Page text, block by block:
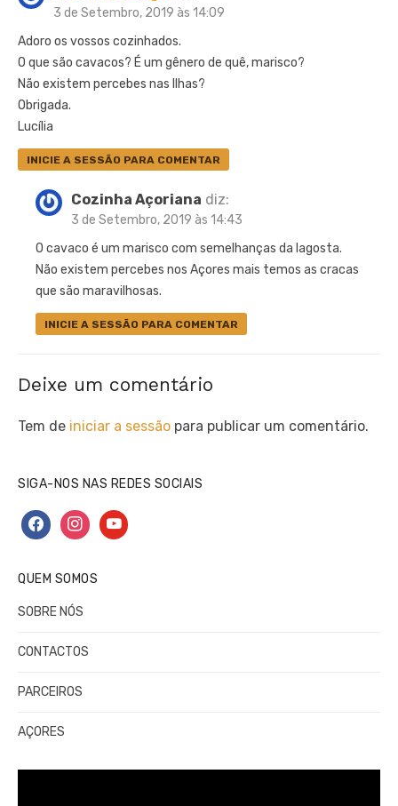
3 de Setembro, 2019 às 14:09
Adoro os vossos cozinhados.
O que são cavacos? É um gênero de quê, marisco?
Não existem percebes nas Ilhas?
Obrigada.
Lucília
INICIE A SESSÃO PARA COMENTAR
Cozinha Açoriana diz:
3 de Setembro, 2019 às 14:43
O cavaco é um marisco com semelhanças da lagosta.
Não existem percebes nos Açores mais temos as cracas
que são maravilhosas.
INICIE A SESSÃO PARA COMENTAR
Deixe um comentário
Tem de iniciar a sessão para publicar um comentário.
SIGA-NOS NAS REDES SOCIAIS
facebookinstagramyoutube
QUEM SOMOS
SOBRE NÓS
CONTACTOS
PARCEIROS
AÇORES